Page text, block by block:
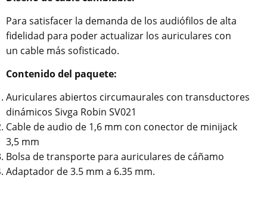
Para satisfacer la demanda de los audiófilos de alta
fidelidad para poder actualizar los auriculares con
un cable más sofisticado.
Contenido del paquete:
Auriculares abiertos circumaurales con transductores
dinámicos Sivga Robin SV021
Cable de audio de 1,6 mm con conector de minijack
3,5 mm
Bolsa de transporte para auriculares de cáñamo
Adaptador de 3.5 mm a 6.35 mm.